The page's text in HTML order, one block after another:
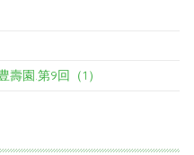
園.第9回（1）